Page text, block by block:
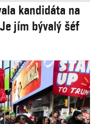
kandidáta na
jím bývalý šéf